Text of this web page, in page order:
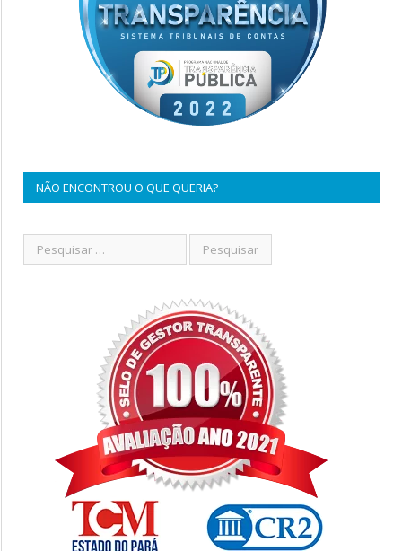
NÃO ENCONTROU O QUE QUERIA?